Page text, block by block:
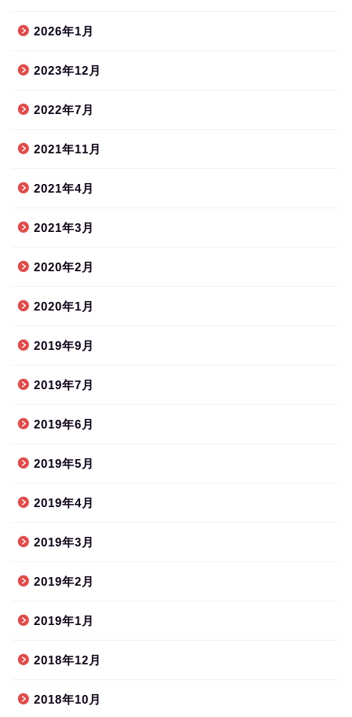
2026年1月
2023年12月
2022年7月
2021年11月
2021年4月
2021年3月
2020年2月
2020年1月
2019年9月
2019年7月
2019年6月
2019年5月
2019年4月
2019年3月
2019年2月
2019年1月
2018年12月
2018年10月